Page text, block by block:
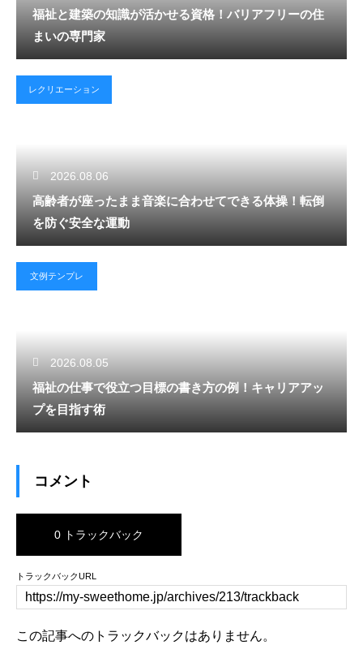
福祉と建築の知識が活かせる資格！バリアフリーの住
まいの専門家
レクリエーション
2026.08.06
高齢者が座ったまま音楽に合わせてできる体操！転倒
を防ぐ安全な運動
文例テンプレ
2026.08.05
福祉の仕事で役立つ目標の書き方の例！キャリアアッ
プを目指す術
コメント
0 トラックバック
トラックバックURL
この記事へのトラックバックはありません。